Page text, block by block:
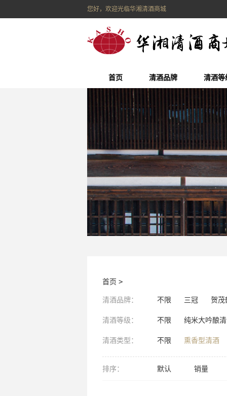
您好，欢迎光临华湘清酒商城
首页 清酒品牌 清酒等
首页 >
清酒品牌： 不限 三冠 贺茂
清酒等级： 不限 纯米大吟酿
清酒类型： 不限 熏香型清酒
排序： 默认 销量